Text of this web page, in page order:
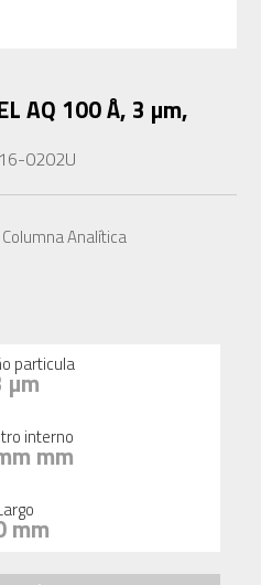
AQ 100 Å, 3 µm,
0202U
Columna Analítica
particula
µm
interno
mm
mm